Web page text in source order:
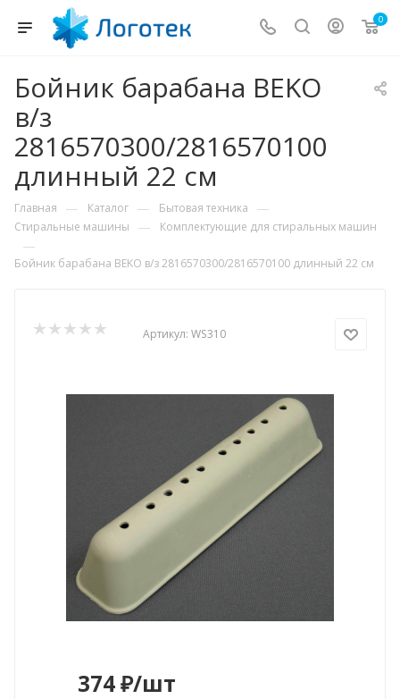
0
Бойник барабана BEKO
в/з
2816570300/2816570100
длинный 22 см
Главная — Каталог — Бытовая техника —
Стиральные машины — Комплектующие для стиральных машин
—
Бойник барабана BEKO в/з 2816570300/2816570100 длинный 22 см
Артикул: WS310
374₽/шт